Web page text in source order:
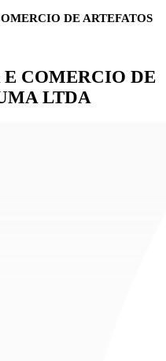
DE ARTEFATOS
COMERCIO DE
LTDA